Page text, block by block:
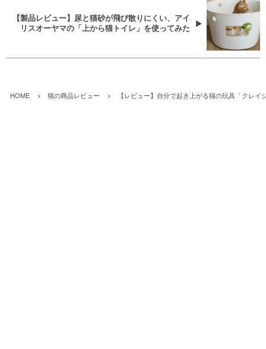
【製品レビュー】尿と猫砂が飛び散りにくい、アイ
リスオーヤマの「上から猫トイレ」を使ってみた
HOME 猫の商品レビュー 【レビュー】自分で起き上がる猫の玩具「クレイ